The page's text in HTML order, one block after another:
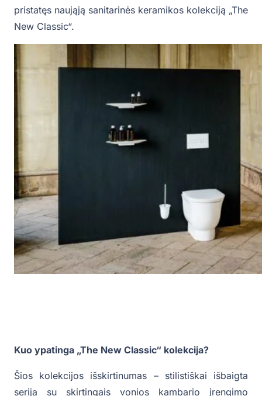
pristatęs naująją sanitarinės keramikos kolekciją „The
New Classic“.
Kuo ypatinga „The New Classic“ kolekcija?
Šios kolekcijos išskirtinumas – stilistiškai išbaigta
serija su skirtingais vonios kambario įrengimo